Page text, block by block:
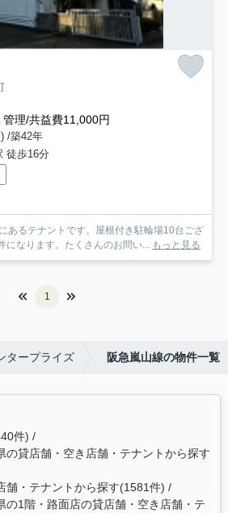
管理/共益費11,000円
/築42年
徒歩16分
あるテナントです。屋根付き駐輪場10台ござ
になります。たくさんのお問い...
もっと見る
1
タープライズ 阪急嵐山線の物件一覧
件)
の貸店舗・空き店舗・テナントから探す
舗・テナントから探す(1581件)
の1階・路面店の貸店舗・空き店舗・テ